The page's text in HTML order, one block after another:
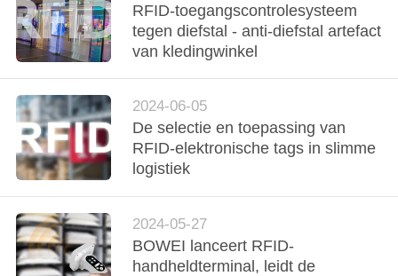
VR-
SHOW
ONGEVEER
ONS
FABRIEKSREIS
KWALITEITSCONTROLE
RFID-toegangscontrolesysteem
tegen diefstal - anti-diefstal artefact
van kledingwinkel
2024-06-05
De selectie en toepassing van
RFID-elektronische tags in slimme
logistiek
2024-05-27
BOWEI lanceert RFID-
handheldterminal, leidt de